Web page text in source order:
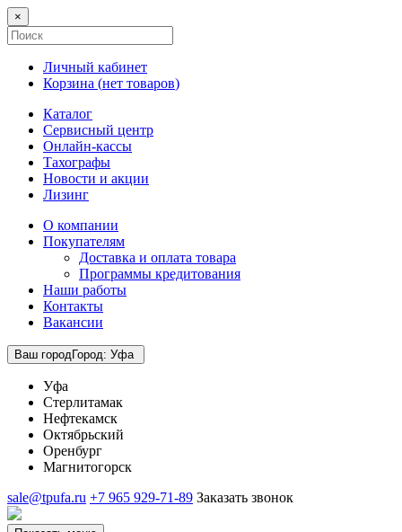
×
Личный кабинет
Корзина (нет товаров)
Каталог
Сервисный центр
Онлайн-кассы
Тахографы
Новости и акции
Лизинг
О компании
Покупателям
Доставка и оплата товара
Программы кредитования
Наши работы
Контакты
Вакансии
Ваш городГород: Уфа
Уфа
Стерлитамак
Нефтекамск
Октябрьский
Оренбург
Магнитогорск
sale@tpufa.ru +7 965 929-71-89 Заказать звонок